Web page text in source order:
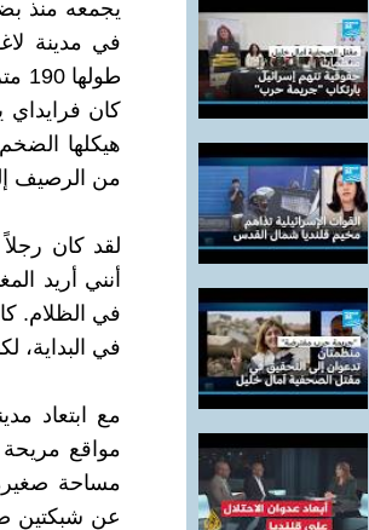
يجمعه منذ
في مدينة
كان فرايداي
هيكلها
من الرصيف
لقد كان
أنني أريد
في الظلام.
في البداية،
مع ابتعاد
مواقع مريحة
مساحة صغيرة
عن شبكتين